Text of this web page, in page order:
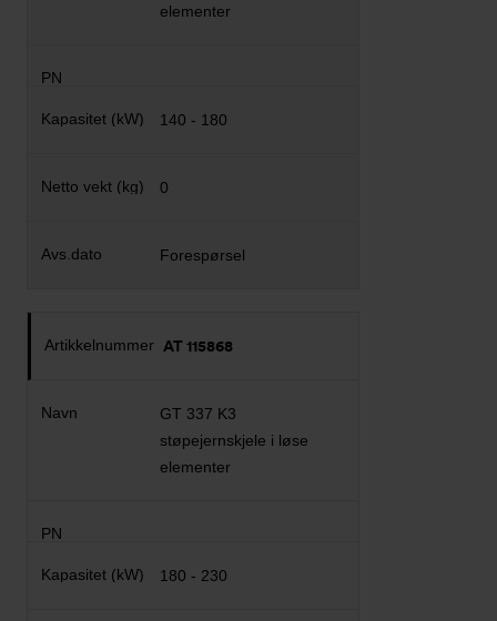
elementer
140 - 180
0
Forespørsel
AT 115868
GT 337 K3
støpejernskjele i løse
elementer
180 - 230